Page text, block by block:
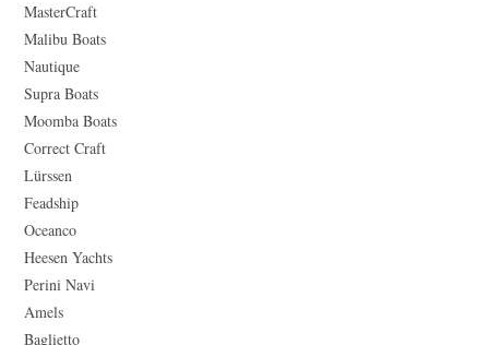
MasterCraft
Malibu Boats
Nautique
Supra Boats
Moomba Boats
Correct Craft
Lürssen
Feadship
Oceanco
Heesen Yachts
Perini Navi
Amels
Baglietto